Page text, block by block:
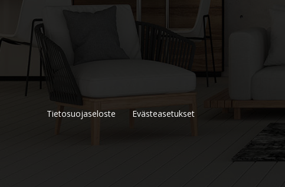
Tietosuojaseloste Evästeasetukset